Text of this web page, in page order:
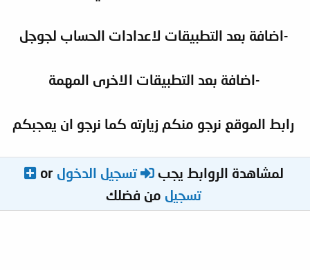
-اضافة بعد التطبيقات لاعدادات الحساب لجوجل
-اضافة بعد التطبيقات الاخرى المهمة
رابط الموقع نرجو منكم زيارته كما نرجو ان يعجبكم
لمشاهدة الروابط يجب تسجيل الدخول or
تسجيل من فضلك